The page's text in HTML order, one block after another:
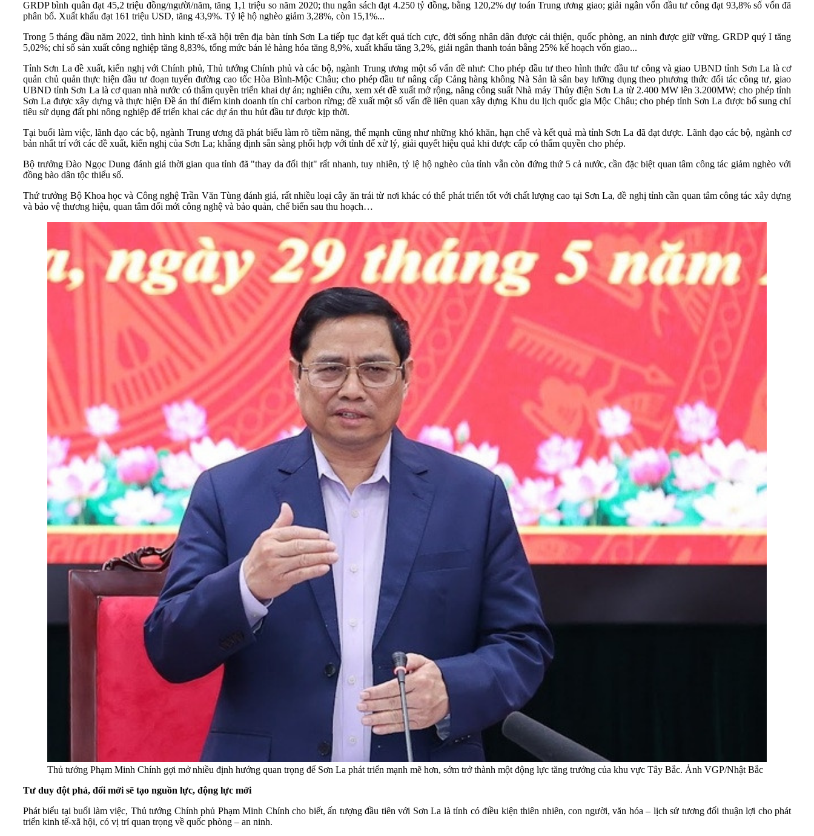
GRDP bình quân đạt 45,2 triệu đồng/người/năm, tăng 1,1 triệu so năm 2020; thu ngân sách đạt 4.250 tỷ đồng, bằng 120,2% dự toán Trung ương giao; giải ngân vốn đầu tư công đạt 93,8% số vốn đã
phân bổ. Xuất khẩu đạt 161 triệu USD, tăng 43,9%. Tỷ lệ hộ nghèo giảm 3,28%, còn 15,1%...
Trong 5 tháng đầu năm 2022, tình hình kinh tế-xã hội trên địa bàn tỉnh Sơn La tiếp tục đạt kết quả tích cực, đời sống nhân dân được cải thiện, quốc phòng, an ninh được giữ vững. GRDP quý I tăng
5,02%; chỉ số sản xuất công nghiệp tăng 8,83%, tổng mức bán lẻ hàng hóa tăng 8,9%, xuất khẩu tăng 3,2%, giải ngân thanh toán bằng 25% kế hoạch vốn giao...
Tỉnh Sơn La đề xuất, kiến nghị với Chính phủ, Thủ tướng Chính phủ và các bộ, ngành Trung ương một số vấn đề như: Cho phép đầu tư theo hình thức đầu tư công và giao UBND tỉnh Sơn La là cơ
quản chủ quản thực hiện đầu tư đoạn tuyến đường cao tốc Hòa Bình-Mộc Châu; cho phép đầu tư nâng cấp Cảng hàng không Nà Sản là sân bay lưỡng dụng theo phương thức đối tác công tư, giao
UBND tỉnh Sơn La là cơ quan nhà nước có thẩm quyền triển khai dự án; nghiên cứu, xem xét đề xuất mở rộng, nâng công suất Nhà máy Thủy điện Sơn La từ 2.400 MW lên 3.200MW; cho phép tỉnh
Sơn La được xây dựng và thực hiện Đề án thí điểm kinh doanh tín chỉ carbon rừng; đề xuất một số vấn đề liên quan xây dựng Khu du lịch quốc gia Mộc Châu; cho phép tỉnh Sơn La được bổ sung chỉ
tiêu sử dụng đất phi nông nghiệp để triển khai các dự án thu hút đầu tư được kịp thời.
Tại buổi làm việc, lãnh đạo các bộ, ngành Trung ương đã phát biểu làm rõ tiềm năng, thế mạnh cũng như những khó khăn, hạn chế và kết quả mà tỉnh Sơn La đã đạt được. Lãnh đạo các bộ, ngành cơ
bản nhất trí với các đề xuất, kiến nghị của Sơn La; khẳng định sẵn sàng phối hợp với tỉnh để xử lý, giải quyết hiệu quả khi được cấp có thẩm quyền cho phép.
Bộ trưởng Đào Ngọc Dung đánh giá thời gian qua tỉnh đã "thay da đổi thịt" rất nhanh, tuy nhiên, tỷ lệ hộ nghèo của tỉnh vẫn còn đứng thứ 5 cả nước, cần đặc biệt quan tâm công tác giảm nghèo với
đồng bào dân tộc thiểu số.
Thứ trưởng Bộ Khoa học và Công nghệ Trần Văn Tùng đánh giá, rất nhiều loại cây ăn trái từ nơi khác có thể phát triển tốt với chất lượng cao tại Sơn La, đề nghị tỉnh cần quan tâm công tác xây dựng
và bảo vệ thương hiệu, quan tâm đổi mới công nghệ và bảo quản, chế biến sau thu hoạch…
Thủ tướng Phạm Minh Chính gợi mở nhiều định hướng quan trọng để Sơn La phát triển mạnh mẽ hơn, sớm trở thành một động lực tăng trưởng của khu vực Tây Bắc. Ảnh VGP/Nhật Bắc
Tư duy đột phá, đổi mới sẽ tạo nguồn lực, động lực mới
Phát biểu tại buổi làm việc, Thủ tướng Chính phủ Phạm Minh Chính cho biết, ấn tượng đầu tiên với Sơn La là tỉnh có điều kiện thiên nhiên, con người, văn hóa – lịch sử tương đối thuận lợi cho phát
triển kinh tế-xã hội, có vị trí quan trọng về quốc phòng – an ninh.